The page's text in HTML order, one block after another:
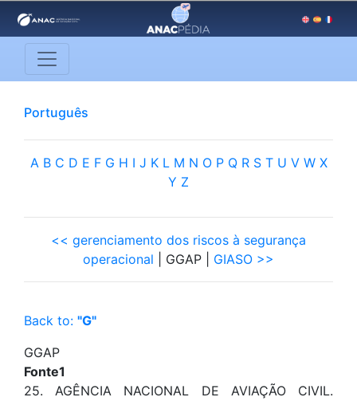
Português
A B C D E F G H I J K L M N O P Q R S T U V W X
Y Z
<< gerenciamento dos riscos à segurança
operacional | GGAP | GIASO >>
Back to: "G"
GGAP
Fonte1
25. AGÊNCIA NACIONAL DE AVIAÇÃO CIVIL.